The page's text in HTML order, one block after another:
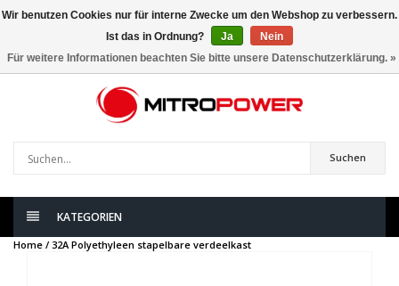
artikel
Suchen
KATEGORIEN
Home / 32A Polyethyleen stapelbare verdeelkast
Wir benutzen Cookies nur für interne Zwecke um den Webshop zu verbessern.
Ist das in Ordnung?
Ja
Nein
Für weitere Informationen beachten Sie bitte unsere Datenschutzerklärung. »